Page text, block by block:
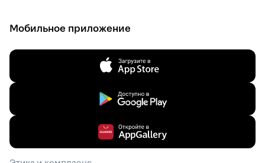
Мобильное приложение